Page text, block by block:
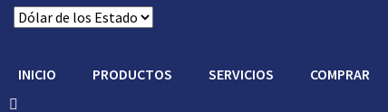
INICIO PRODUCTOS SERVICIOS COMPRAR